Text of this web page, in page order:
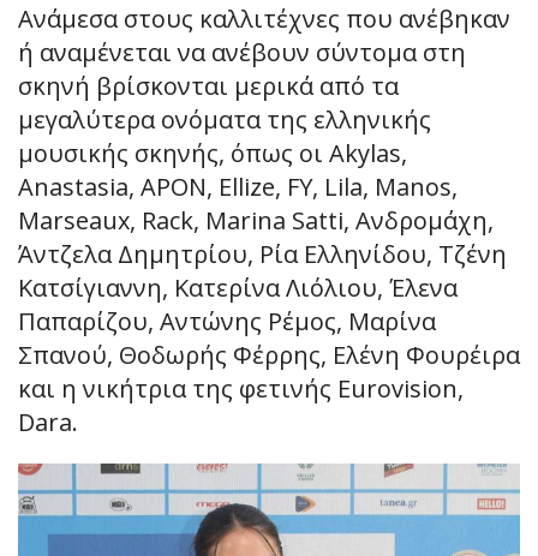
Ανάμεσα στους καλλιτέχνες που ανέβηκαν
ή αναμένεται να ανέβουν σύντομα στη
σκηνή βρίσκονται μερικά από τα
μεγαλύτερα ονόματα της ελληνικής
μουσικής σκηνής, όπως οι Akylas,
Anastasia, APON, Ellize, FY, Lila, Manos,
Marseaux, Rack, Marina Satti, Ανδρομάχη,
Άντζελα Δημητρίου, Ρία Ελληνίδου, Τζένη
Κατσίγιαννη, Κατερίνα Λιόλιου, Έλενα
Παπαρίζου, Αντώνης Ρέμος, Μαρίνα
Σπανού, Θοδωρής Φέρρης, Ελένη Φουρέιρα
και η νικήτρια της φετινής Eurovision,
Dara.